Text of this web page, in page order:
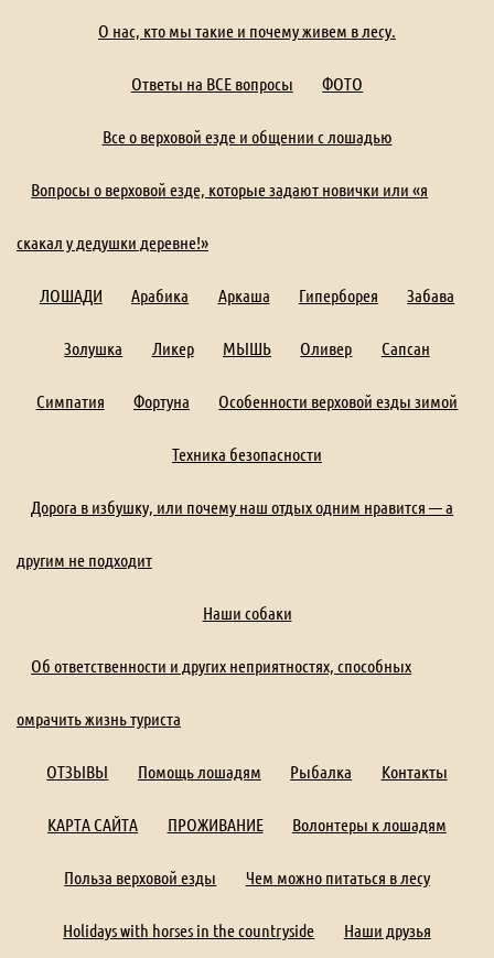
О нас, кто мы такие и почему живем в лесу.
Ответы на ВСЕ вопросы ФОТО
Все о верховой езде и общении с лошадью
Вопросы о верховой езде, которые задают новички или «я
скакал у дедушки деревне!»
ЛОШАДИ Арабика Аркаша Гиперборея Забава
Золушка Ликер МЫШЬ Оливер Сапсан
Симпатия Фортуна Особенности верховой езды зимой
Техника безопасности
Дорога в избушку, или почему наш отдых одним нравится — а
другим не подходит
Наши собаки
Об ответственности и других неприятностях, способных
омрачить жизнь туриста
ОТЗЫВЫ Помощь лошадям Рыбалка Контакты
КАРТА САЙТА ПРОЖИВАНИЕ Волонтеры к лошадям
Польза верховой езды Чем можно питаться в лесу
Holidays with horses in the countryside Наши друзья